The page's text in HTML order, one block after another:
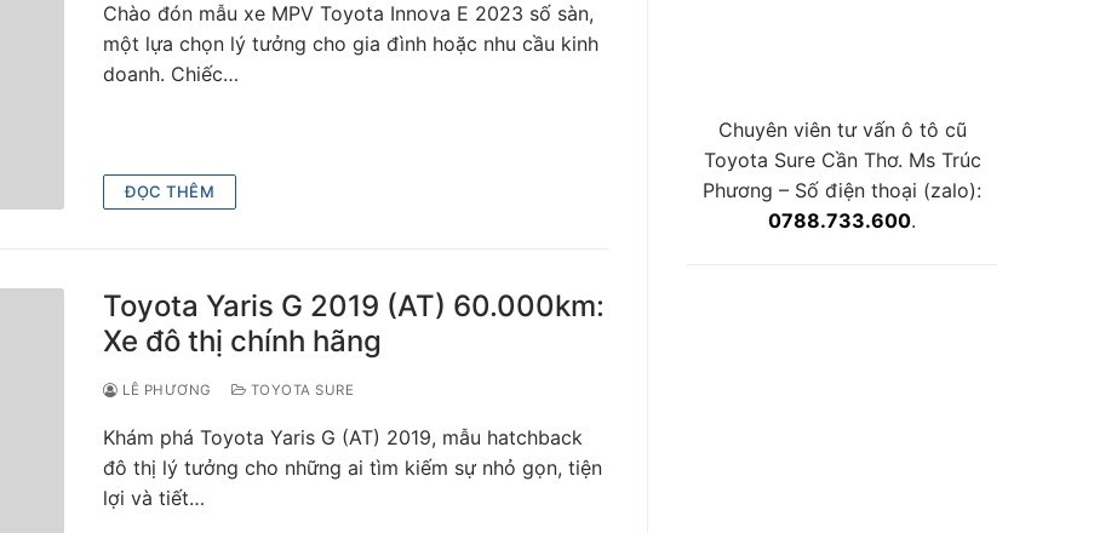
Chào đón mẫu xe MPV Toyota Innova E 2023 số sàn,
một lựa chọn lý tưởng cho gia đình hoặc nhu cầu kinh
doanh. Chiếc…
ĐỌC THÊM
Toyota Yaris G 2019 (AT) 60.000km:
Xe đô thị chính hãng
LÊ PHƯƠNG TOYOTA SURE
Khám phá Toyota Yaris G (AT) 2019, mẫu hatchback
đô thị lý tưởng cho những ai tìm kiếm sự nhỏ gọn, tiện
lợi và tiết…
Chuyên viên tư vấn ô tô cũ
Toyota Sure Cần Thơ. Ms Trúc
Phương – Số điện thoại (zalo):
0788.733.600.